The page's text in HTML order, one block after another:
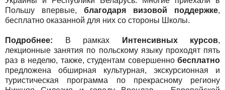
Польшу впервые, благодаря визовой поддержке,
бесплатно оказанной для них со стороны Школы.
Подробнее: В рамках Интенсивных курсов,
лекционные занятия по польскому языку проходят пять
раз в неделю, также, студентам совершенно бесплатно
предложена обширная культурная, экскурсионная и
туристическая программа по прекрасному региону